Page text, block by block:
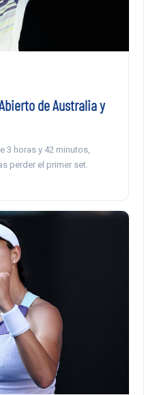
de Australia y
3 horas y 42 minutos,
perder el primer set.